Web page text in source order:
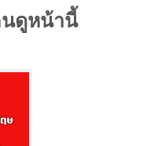
นดูหน้านี้